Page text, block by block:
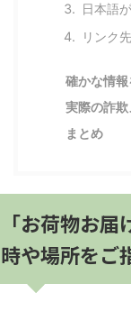
日本語
リンク
確かな情
実際の詐
まとめ
「お荷物お
時や場所をご